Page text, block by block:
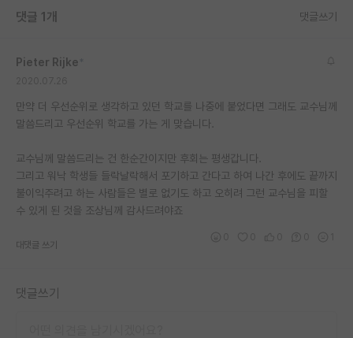
학술 정보 게시판
커리어
유학교육
반도체 아카데미
재팬라운지 🌸
댓글 1개 댓글쓰기
Pieter Rijke
만약 더 우선순위로 생각하고 있던 학교를 나중에 붙었다면 그래도 교수님께
말씀드리고 우선순위 학교를 가는 게 맞습니다.
교수님께 말씀드리는 건 한순간이지만 후회는 평생갑니다.
그리고 워낙 학생들 들락날락해서 포기하고 간다고 하여 나간 후에도 끝까지
불이익주려고 하는 사람들은 별로 없기도 하고 오히려 그런 교수님을 피할
수 있게 된 것을 조상님께 감사드려야죠
대댓글 쓰기
댓글쓰기